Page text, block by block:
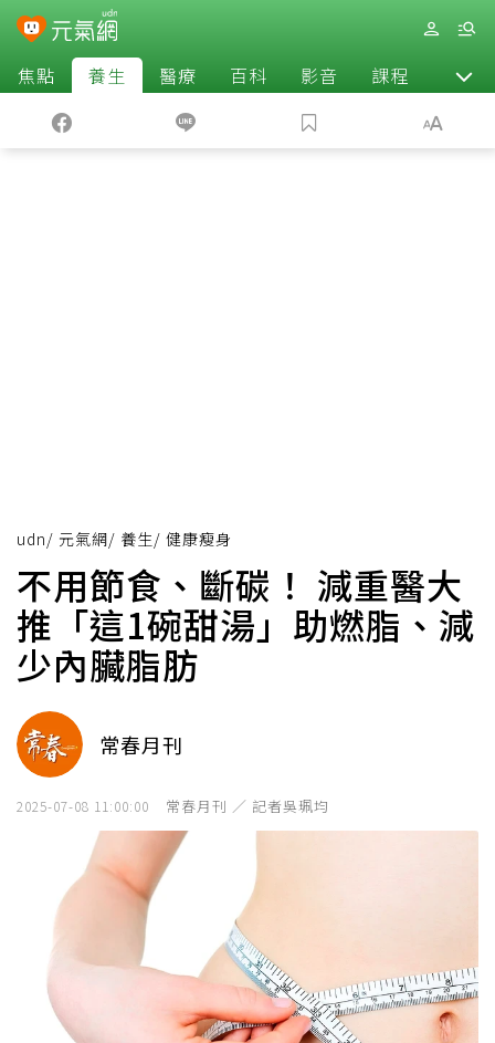
焦點 養生 醫療 百科 影音 課程 退休
udn/ 元氣網/ 養生/ 健康瘦身
不用節食、斷碳！ 減重醫大
推「這1碗甜湯」助燃脂、減
少內臟脂肪
常春月刊
2025-07-08 11:00:00 常春月刊 ／ 記者吳珮均